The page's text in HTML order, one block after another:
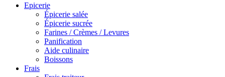
Epicerie
Épicerie salée
Épicerie sucrée
Farines / Crèmes / Levures
Panification
Aide culinaire
Boissons
Frais